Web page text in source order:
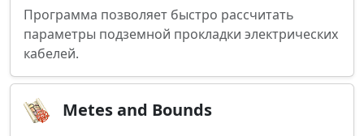
Программа позволяет быстро рассчитать
параметры подземной прокладки электрических
кабелей.
Metes and Bounds